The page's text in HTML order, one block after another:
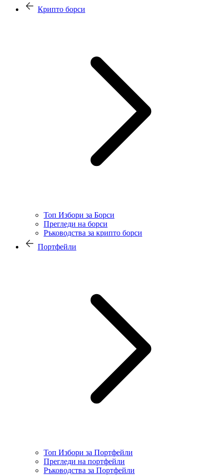
Крипто борси
Топ Избори за Борси
Прегледи на борси
Ръководства за крипто борси
Портфейли
Топ Избори за Портфейли
Прегледи на портфейли
Ръководства за Портфейли